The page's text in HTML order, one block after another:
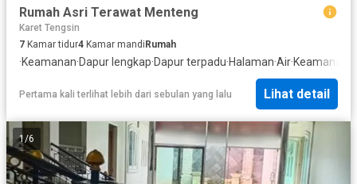
Rumah Asri Terawat Menteng
Karet Tengsin
7 Kamar tidur4 Kamar mandiRumah
·Keamanan·Dapur lengkap·Dapur terpadu·Halaman·Air·Keamanan
Pertama kali terlihat lebih dari sebulan yang lalu Lihat detail
1 /6